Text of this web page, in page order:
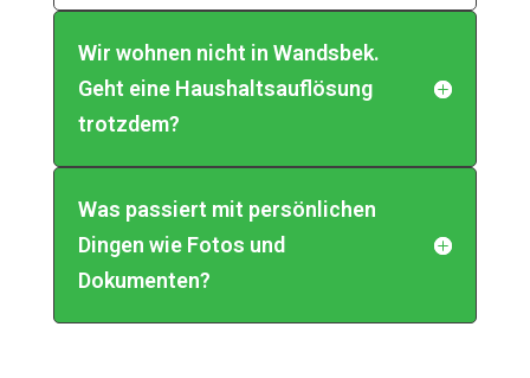
Wir wohnen nicht in Wandsbek.
Geht eine Haushaltsauflösung
trotzdem?
Was passiert mit persönlichen
Dingen wie Fotos und
Dokumenten?